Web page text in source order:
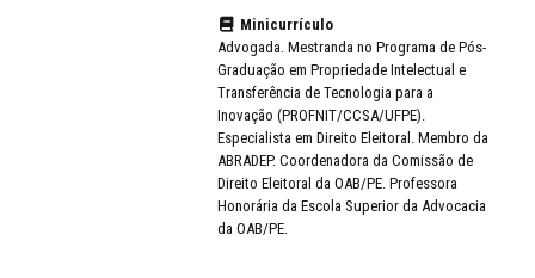
Minicurrículo
Advogada. Mestranda no Programa de Pós-
Graduação em Propriedade Intelectual e
Transferência de Tecnologia para a
Inovação (PROFNIT/CCSA/UFPE).
Especialista em Direito Eleitoral. Membro da
ABRADEP. Coordenadora da Comissão de
Direito Eleitoral da OAB/PE. Professora
Honorária da Escola Superior da Advocacia
da OAB/PE.